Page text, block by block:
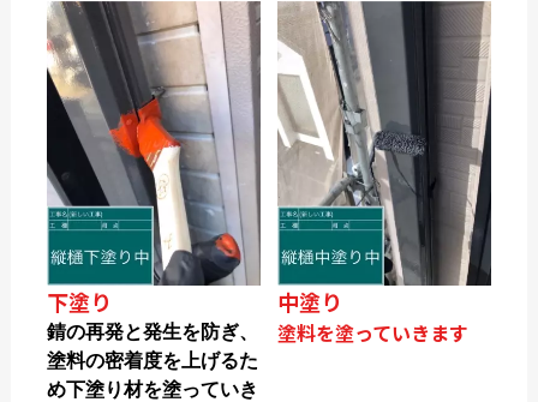
下塗り
錆の再発と発生を防ぎ、
塗料の密着度を上げるた
め下塗り材を塗っていき
中塗り
塗料を塗っていきます